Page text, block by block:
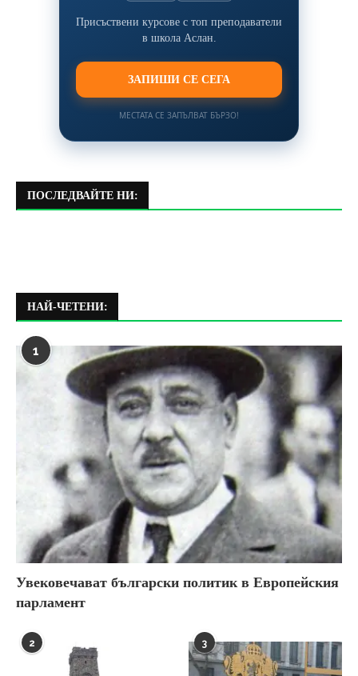
Присъствени курсове с топ преподаватели
в школа Аслан.
ЗАПИШИ СЕ СЕГА
МЕСТАТА СЕ ЗАПЪЛВАТ БЪРЗО!
ПОСЛЕДВАЙТЕ НИ:
НАЙ-ЧЕТЕНИ:
1
Увековечават български политик в Европейския
парламент
2 3